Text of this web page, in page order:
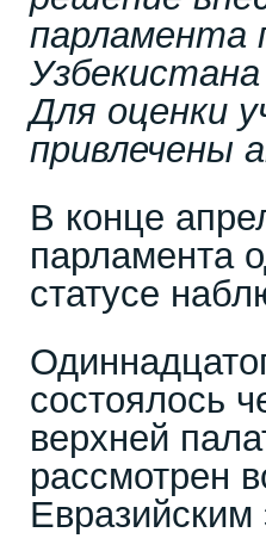
парламента
Для оценки
привлечены
В конце
парламента
статусе
состоялось
верхней
рассмотрен